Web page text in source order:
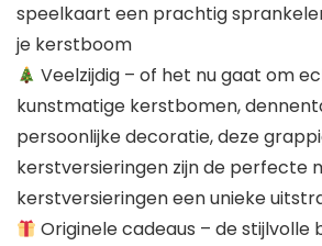
speelkaart een prachtig
je kerstboom
Veelzijdig – of het nu gaat om
kunstmatige kerstbomen,
persoonlijke decoratie, deze
kerstversieringen zijn de perfecte
kerstversieringen een unieke
Originele cadeaus – de stijlvolle